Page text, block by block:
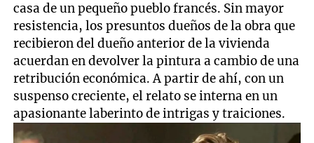
casa de un pequeño pueblo francés. Sin mayor
resistencia, los presuntos dueños de la obra que
recibieron del dueño anterior de la vivienda
acuerdan en devolver la pintura a cambio de una
retribución económica. A partir de ahí, con un
suspenso creciente, el relato se interna en un
apasionante laberinto de intrigas y traiciones.